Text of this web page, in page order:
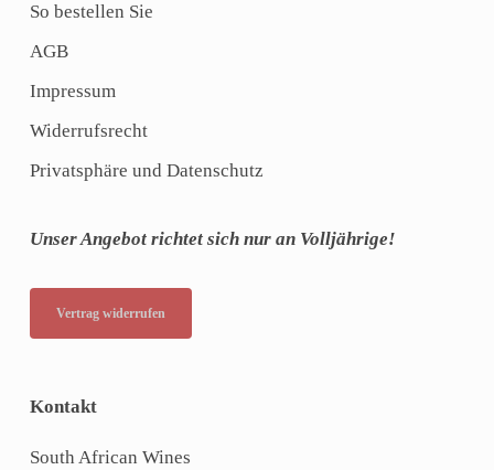
So bestellen Sie
AGB
Impressum
Widerrufsrecht
Privatsphäre und Datenschutz
Unser Angebot richtet sich nur an Volljährige!
Vertrag widerrufen
Kontakt
South African Wines